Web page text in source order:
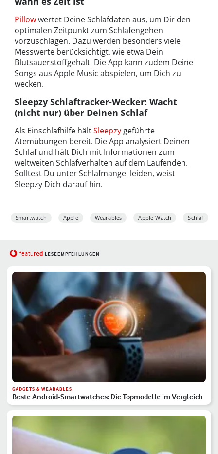
Pillowwertet Deine Schlafdaten aus, um Dir den
optimalen Zeitpunkt zum Schlafengehen
vorzuschlagen. Dazu werden besonders viele
Messwerte berücksichtigt, wie etwa Dein
Blutsauerstoffgehalt. Die App kann zudem Deine
Songs aus Apple Music abspielen, um Dich zu
wecken.
Sleepzy Schlaftracker-Wecker: Wacht
(nicht nur) über Deinen Schlaf
Als Einschlafhilfe hältSleepzygeführte
Atemübungen bereit. Die App analysiert Deinen
Schlaf und hält Dich mit Informationen zum
weltweiten Schlafverhalten auf dem Laufenden.
Solltest Du unter Schlafmangel leiden, weist
Sleepzy Dich darauf hin.
Smartwatch Apple Wearables Apple-Watch Schlaf
featured LESEEMPFEHLUNGEN
GADGETS & WEARABLES
Beste Android-Smartwatches: Die Topmodelle im Vergleich